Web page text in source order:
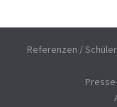
Referenzen /